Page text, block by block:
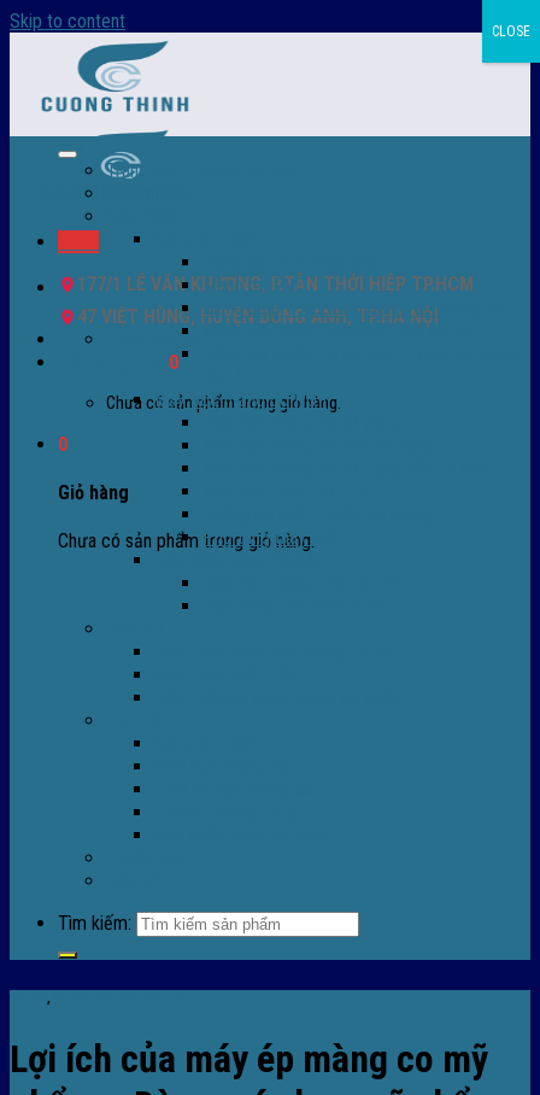
Skip to content
177/1 LÊ VĂN KHƯƠNG, P.TÂN THỚI HIỆP TP.HCM
47 VIỆT HÙNG, HUYỆN ĐÔNG ANH, TP.HÀ NỘI
0932 756 950
0
Chưa có sản phẩm trong giỏ hàng.
0
Giỏ hàng
Chưa có sản phẩm trong giỏ hàng.
Trang chủ – Màng co POF
Màng co PVC
Màng quấn PALLET- màng PE- màng chit
Màng skinpack - skinfilm - hút sát da
Máy bọc màng co POF
Phụ tùng thay thế
Tìm kiếm:
,
Lợi ích của máy ép màng co mỹ
CLOSE